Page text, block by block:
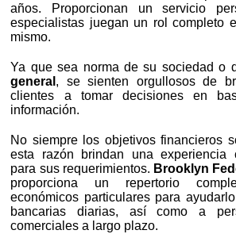
años. Proporcionan un servicio
especialistas juegan un rol completo
mismo.
Ya que sea norma de su sociedad o
general , se sienten orgullosos de
clientes a tomar decisiones en
información.
No siempre los objetivos financieros
esta razón brindan una experiencia
para sus requerimientos. Brooklyn
proporciona un repertorio
económicos particulares para
bancarias diarias, así como a
comerciales a largo plazo.